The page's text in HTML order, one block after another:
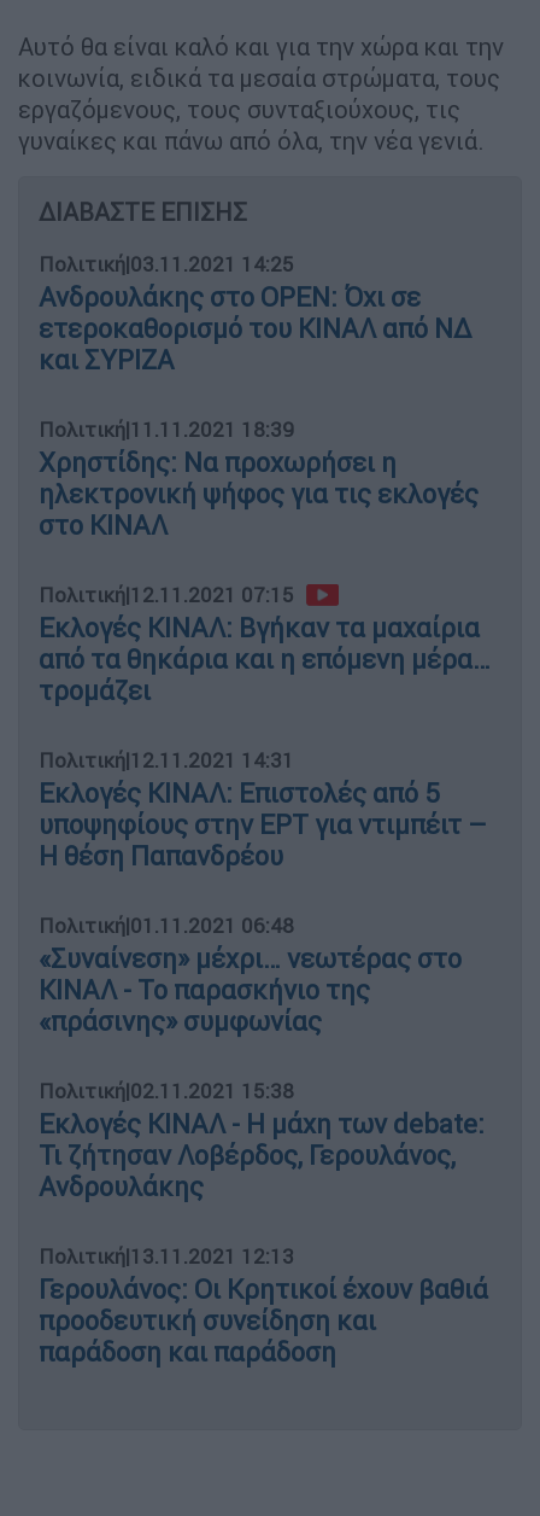
Αυτό θα είναι καλό και για την χώρα και την
κοινωνία, ειδικά τα μεσαία στρώματα, τους
εργαζόμενους, τους συνταξιούχους, τις
γυναίκες και πάνω από όλα, την νέα γενιά.
ΔΙΑΒΑΣΤΕ ΕΠΙΣΗΣ
Πολιτική|03.11.2021 14:25
Ανδρουλάκης στο OPEN: Όχι σε
ετεροκαθορισμό του ΚΙΝΑΛ από ΝΔ
και ΣΥΡΙΖΑ
Πολιτική|11.11.2021 18:39
Χρηστίδης: Να προχωρήσει η
ηλεκτρονική ψήφος για τις εκλογές
στο ΚΙΝΑΛ
Πολιτική|12.11.2021 07:15
Εκλογές ΚΙΝΑΛ: Βγήκαν τα μαχαίρια
από τα θηκάρια και η επόμενη μέρα…
τρομάζει
Πολιτική|12.11.2021 14:31
Εκλογές ΚΙΝΑΛ: Επιστολές από 5
υποψηφίους στην ΕΡΤ για ντιμπέιτ –
Η θέση Παπανδρέου
Πολιτική|01.11.2021 06:48
«Συναίνεση» μέχρι… νεωτέρας στο
ΚΙΝΑΛ - Το παρασκήνιο της
«πράσινης» συμφωνίας
Πολιτική|02.11.2021 15:38
Εκλογές ΚΙΝΑΛ - Η μάχη των debate:
Τι ζήτησαν Λοβέρδος, Γερουλάνος,
Ανδρουλάκης
Πολιτική|13.11.2021 12:13
Γερουλάνος: Οι Κρητικοί έχουν βαθιά
προοδευτική συνείδηση και
παράδοση και παράδοση